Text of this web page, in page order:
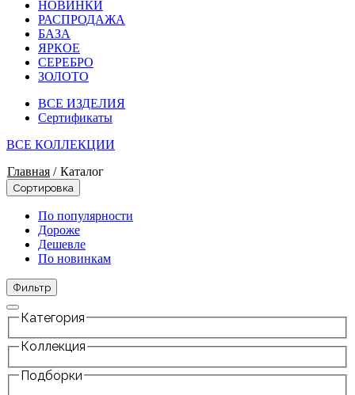
НОВИНКИ
РАСПРОДАЖА
БАЗА
ЯРКОЕ
СЕРЕБРО
ЗОЛОТО
ВСЕ ИЗДЕЛИЯ
Сертификаты
ВСЕ КОЛЛЕКЦИИ
Главная / Каталог
Сортировка
По популярности
Дороже
Дешевле
По новинкам
Фильтр
Категория
Коллекция
Подборки